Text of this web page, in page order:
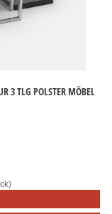
3 TLG POLSTER MÖBEL